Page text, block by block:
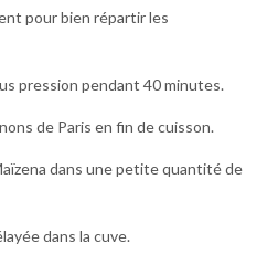
pour bien répartir les
pression pendant 40 minutes.
de Paris en fin de cuisson.
dans une petite quantité de
dans la cuve.